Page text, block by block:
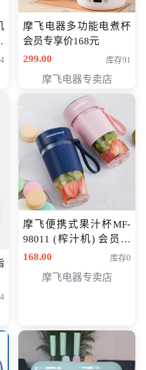
摩飞电器多功能电煮杯
会员专享价168元
299.00
库存91
摩飞电器专卖店
摩飞便携式果汁杯MF-
98011 (榨汁机) 会员专
享价138元
168.00 库存0
摩飞电器专卖店